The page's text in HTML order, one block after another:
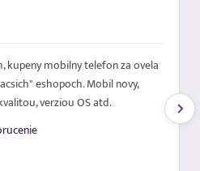
kupeny mobilny telefon za ovela
eshopoch. Mobil novy,
verziou OS atd.